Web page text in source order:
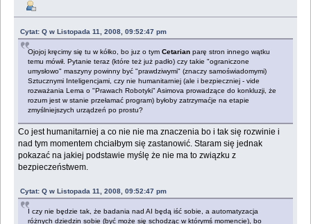
Cytat: Q w Listopada 11, 2008, 09:52:47 pm
Ojojoj kręcimy się tu w kółko, bo juz o tymCetarian parę stron innego wątku
temu mówił. Pytanie teraz (które też już padło) czy takie "ograniczone
umysłowo" maszyny powinny być "prawdziwymi" (znaczy samoświadomymi)
Sztucznymi Inteligencjami, czy nie humanitarniej (ale i bezpieczniej - vide
rozważania Lema o "Prawach Robotyki" Asimova prowadzące do konkluzji, że
rozum jest w stanie przełamać program) byłoby zatrzymaćje na etapie
zmyślniejszych urządzeń po prostu?
Co jest humanitarniej a co nie nie ma znaczenia bo i tak się rozwinie i
nad tym momentem chciałbym się zastanowić. Staram się jednak
pokazać na jakiej podstawie myślę że nie ma to związku z
bezpieczeństwem.
Cytat: Q w Listopada 11, 2008, 09:52:47 pm
I czy nie będzie tak, że badania nad AI będą iść sobie, a automatyzacja
różnych dziedzin sobie (być może się schodząc w którymś momencie), bo